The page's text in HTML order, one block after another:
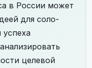
в России может
для соло-
успеха
целевой